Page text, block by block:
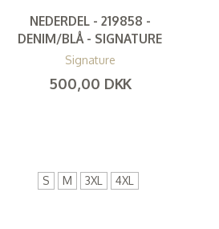
NEDERDEL - 219858 -
DENIM/BLÅ - SIGNATURE
Signature
500,00 DKK
S M 3XL 4XL